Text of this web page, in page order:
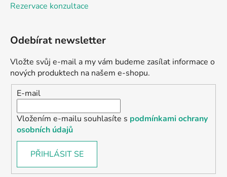
Rezervace konzultace
Odebírat newsletter
Vložte svůj e-mail a my vám budeme zasílat informace o
nových produktech na našem e-shopu.
E-mail
Vložením e-mailu souhlasíte s podmínkami ochrany
osobních údajů
PŘIHLÁSIT SE